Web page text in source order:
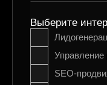
Выберите
Управление
SEO-